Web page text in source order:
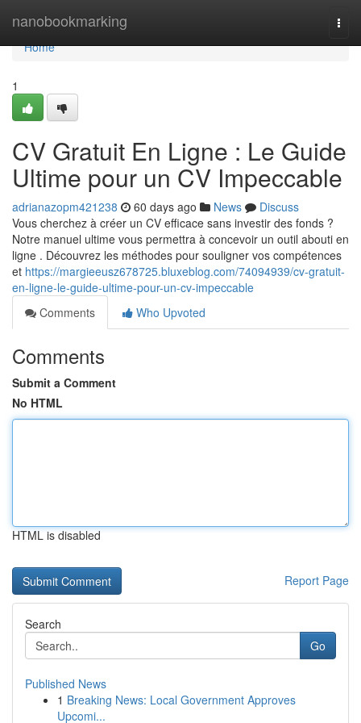
nanobookmarking
Home
Home
1
CV Gratuit En Ligne : Le Guide
Ultime pour un CV Impeccable
adrianazopm421238 60 days ago News
Discuss
Vous cherchez à créer un CV efficace sans investir des fonds ?
Notre manuel ultime vous permettra à concevoir un outil abouti en
ligne . Découvrez les méthodes pour souligner vos compétences
et https://margieeusz678725.bluxeblog.com/74094939/cv-gratuit-
en-ligne-le-guide-ultime-pour-un-cv-impeccable
Comments
Who Upvoted
Comments
Submit a Comment
No HTML
HTML is disabled
Report Page
Search
Go
Published News
1 Breaking News: Local Government Approves
Upcomi...